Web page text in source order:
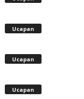
Ucapan
Ucapan
Ucapan